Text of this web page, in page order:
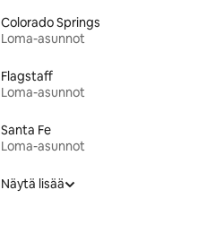
Colorado Springs
Loma-asunnot
Flagstaff
Loma-asunnot
Santa Fe
Loma-asunnot
Näytä lisää